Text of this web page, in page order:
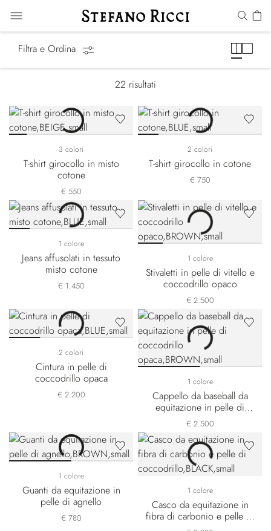
Filtra e Ordina
22 risultati
3 colori
T-shirt girocollo in misto
cotone
€ 550
2 colori
T-shirt girocollo in cotone
€ 750
1 colore
Jeans affusolati in tessuto
misto cotone
€ 1.450
1 colore
Stivaletti in pelle di vitello e
coccodrillo opaco
€ 2.500
2 colori
Cintura in pelle di
coccodrillo opaca
€ 2.200
1 colore
Cappello da baseball da
equitazione in pelle di
coccodrillo opaca
€ 2.500
1 colore
Guanti da equitazione in
pelle di agnello
€ 780
1 colore
Casco da equitazione in
fibra di carbonio e pelle di
coccodrillo